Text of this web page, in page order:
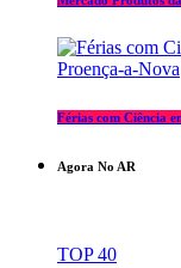
Férias com Ciência
Agora No AR
TOP 40